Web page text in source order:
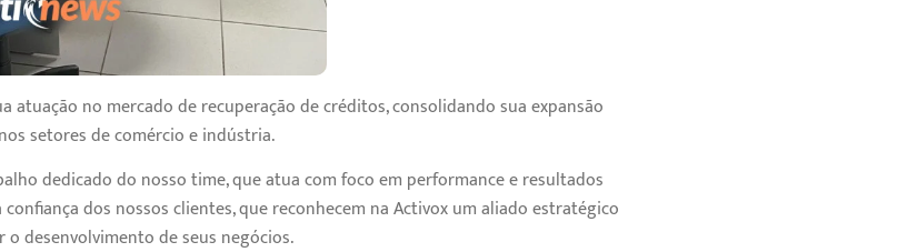
atuação no mercado de recuperação de créditos, consolidando sua expansão
setores de comércio e indústria.
dedicado do nosso time, que atua com foco em performance e resultados
dos nossos clientes, que reconhecem na Activox um aliado estratégico
desenvolvimento de seus negócios.